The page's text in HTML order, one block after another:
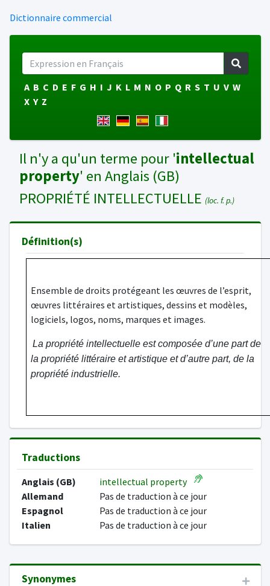
Dictionnaire commercial
A B C D E F G H I J K L M N O P Q R S T U V W
X Y Z
Il n'y a qu'un terme pour 'intellectual
property' en Anglais (GB)
PROPRIÉTÉ INTELLECTUELLE (loc. f. p.)
Définition(s)
Ensemble de droits protégeant les œuvres de l’esprit,
œuvres littéraires et artistiques, dessins et modèles,
logiciels, logos, noms, marques et images.
La propriété intellectuelle est composée d’une part de
la propriété littéraire et artistique et d’autre part, de la
propriété industrielle.
Traductions
Anglais (GB)
intellectual property
Allemand
Pas de traduction à ce jour
Espagnol
Pas de traduction à ce jour
Italien
Pas de traduction à ce jour
Synonymes